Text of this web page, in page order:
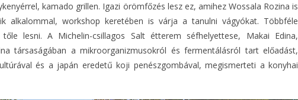
kamado grillen. Igazi örömfőzés lesz ez, amihez Wossala Rozina is
alkalommal, workshop keretében is várja a tanulni vágyókat. Többféle
lesni. A Michelin-csillagos Salt étterem séfhelyettese, Makai Edina,
társaságában a mikroorganizmusokról és fermentálásról tart előadást,
és a japán eredetű koji penészgombával, megismerteti a konyhai